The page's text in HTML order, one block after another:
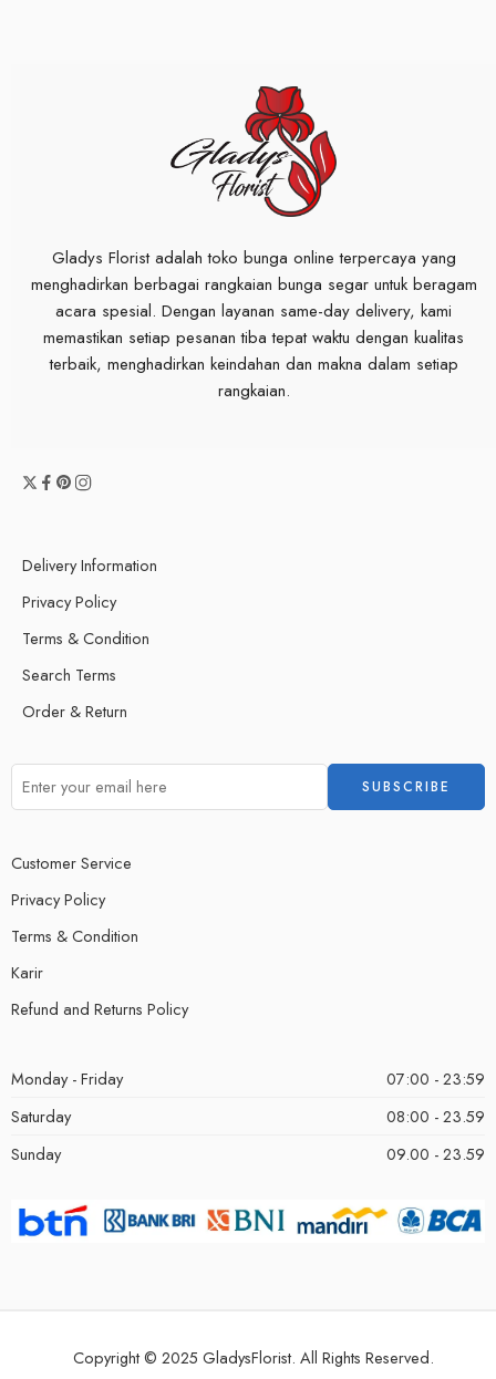
Gladys Florist adalah toko bunga online terpercaya yang
menghadirkan berbagai rangkaian bunga segar untuk beragam
acara spesial. Dengan layanan same-day delivery, kami
memastikan setiap pesanan tiba tepat waktu dengan kualitas
terbaik, menghadirkan keindahan dan makna dalam setiap
rangkaian.
Delivery Information
Privacy Policy
Terms & Condition
Search Terms
Order & Return
Customer Service
Privacy Policy
Terms & Condition
Karir
Refund and Returns Policy
Monday - Friday
07:00 - 23:59
Saturday
08:00 - 23.59
Sunday
09.00 - 23.59
Copyright © 2025 GladysFlorist. All Rights Reserved.